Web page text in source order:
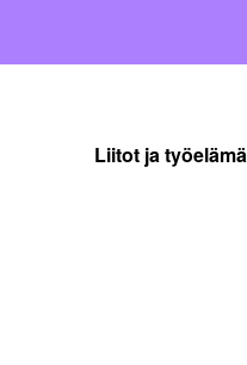
Liitot ja työelämä